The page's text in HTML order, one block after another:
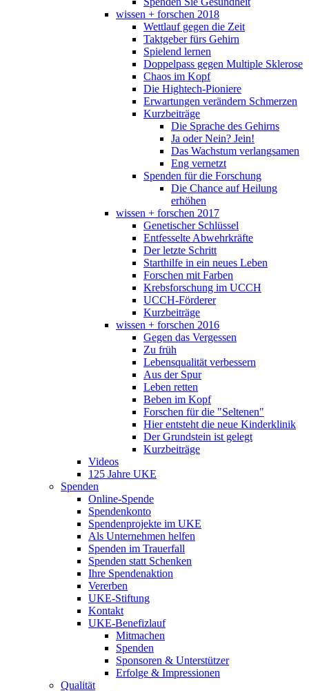
wissen + forschen 2018
Wettlauf gegen die Zeit
Taktgeber fürs Gehirn
Spielend lernen
Doppelpass gegen Multiple Sklerose
Chaos im Kopf
Die Hightech-Pioniere
Erwartungen verändern Schmerzen
Kurzbeiträge
Die Sprache des Gehirns
Ja oder Nein? Jein!
Das Wachstum verlangsamen
Eng vernetzt
Spenden für die Forschung
Die Chance auf Heilung
erhöhen
wissen + forschen 2017
Genetischer Schlüssel
Entfesselte Abwehrkräfte
Der letzte Schritt
Starthilfe in ein neues Leben
Forschen mit Farben
Krebsforschung im UCCH
UCCH-Förderer
Kurzbeiträge
wissen + forschen 2016
Gegen das Vergessen
Zu früh
Lebensqualität verbessern
Aus der Spur
Leben retten
Beben im Kopf
Forschen für die "Seltenen"
Hier entsteht die neue Kinderklinik
Der Grundstein ist gelegt
Kurzbeiträge
Videos
125 Jahre UKE
Spenden
Online-Spende
Spendenkonto
Spendenprojekte im UKE
Als Unternehmen helfen
Spenden im Trauerfall
Spenden statt Schenken
Ihre Spendenaktion
Vererben
UKE-Stiftung
Kontakt
UKE-Benefizlauf
Mitmachen
Spenden
Sponsoren & Unterstützer
Erfolge & Impressionen
Qualität